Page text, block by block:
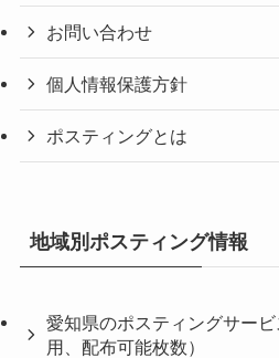
お問い合わせ
個人情報保護方針
ポスティングとは
地域別ポスティング情報
愛知県のポスティングサー
用、配布可能枚数）